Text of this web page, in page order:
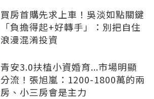
買房首購先求上車！吳淡如點關鍵
「負擔得起+好轉手」：別把自住
浪漫混淆投資
青安3.0扶植小資婚育...市場明顯
分流！張旭嵐：1200-1800萬的兩
房、小三房會是主力